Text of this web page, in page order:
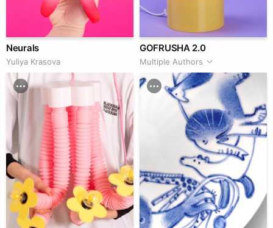
Neurals
Yuliya Krasova
GOFRUSHA 2.0
Multiple Authors